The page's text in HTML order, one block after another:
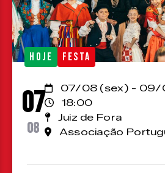
HOJE FESTA
07
08
07/08 (sex) - 09/
18:00
Juiz de Fora
Associação